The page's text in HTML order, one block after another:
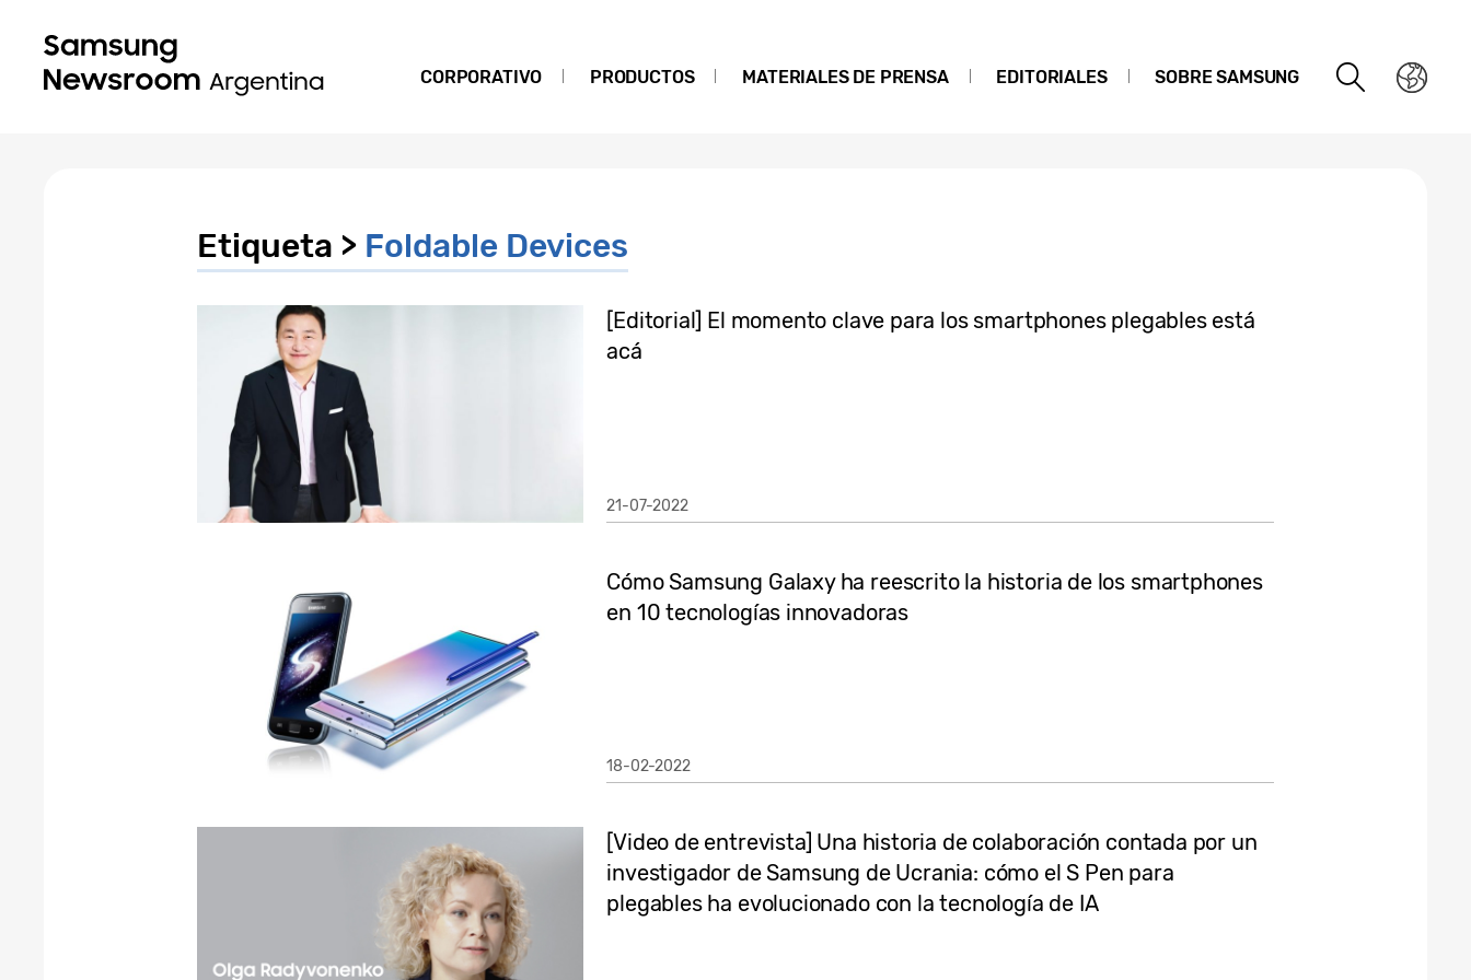
CORPORATIVO PRODUCTOS MATERIALES DE PRENSA EDITORIALES SOBRE SAMSUNG
Etiqueta > Foldable Devices
[Editorial] El momento clave para los smartphones plegables está
acá
21-07-2022
Cómo Samsung Galaxy ha reescrito la historia de los smartphones
en 10 tecnologías innovadoras
18-02-2022
[Video de entrevista] Una historia de colaboración contada por un
investigador de Samsung de Ucrania: cómo el S Pen para
plegables ha evolucionado con la tecnología de IA